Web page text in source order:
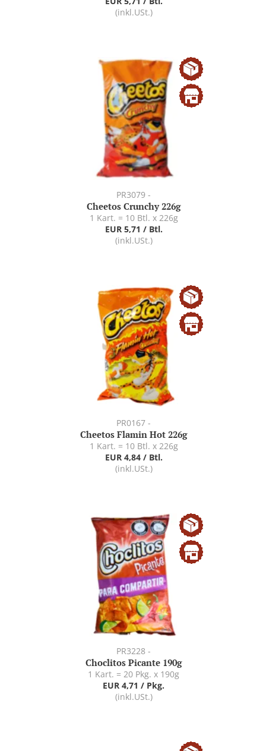
(inkl.USt.)
PR3079 -
Cheetos Crunchy 226g
1 Kart. = 10 Btl. x 226g
EUR 5,71 / Btl.
(inkl.USt.)
PR0167 -
Cheetos Flamin Hot 226g
1 Kart. = 10 Btl. x 226g
EUR 4,84 / Btl.
(inkl.USt.)
PR3228 -
Choclitos Picante 190g
1 Kart. = 20 Pkg. x 190g
EUR 4,71 / Pkg.
(inkl.USt.)